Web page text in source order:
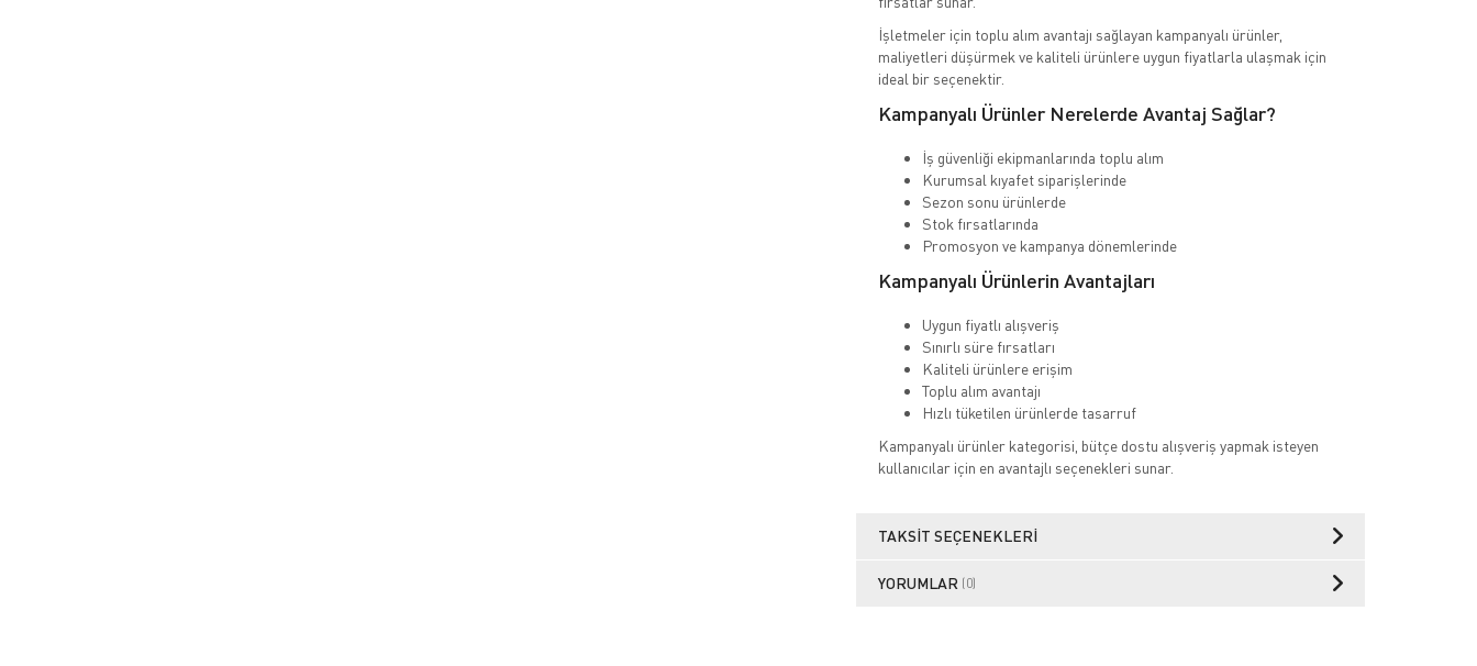
İşletmeler için toplu alım avantajı sağlayan kampanyalı ürünler,
maliyetleri düşürmek ve kaliteli ürünlere uygun fiyatlarla ulaşmak için
ideal bir seçenektir.
Kampanyalı Ürünler Nerelerde Avantaj Sağlar?
İş güvenliği ekipmanlarında toplu alım
Kurumsal kıyafet siparişlerinde
Sezon sonu ürünlerde
Stok fırsatlarında
Promosyon ve kampanya dönemlerinde
Kampanyalı Ürünlerin Avantajları
Uygun fiyatlı alışveriş
Sınırlı süre fırsatları
Kaliteli ürünlere erişim
Toplu alım avantajı
Hızlı tüketilen ürünlerde tasarruf
Kampanyalı ürünler kategorisi, bütçe dostu alışveriş yapmak isteyen
kullanıcılar için en avantajlı seçenekleri sunar.
TAKSIT SEÇENEKLERI
YORUMLAR (0)